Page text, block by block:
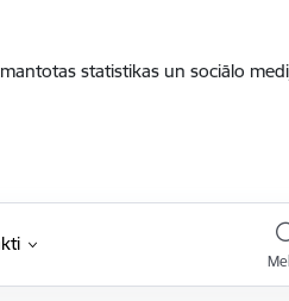
statistikas un sociālo